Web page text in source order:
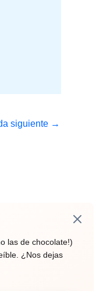
siguiente →
las de chocolate!)
¿Nos dejas